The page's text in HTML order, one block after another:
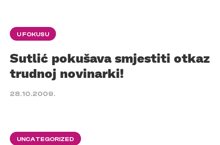
U FOKUSU
Sutlić pokušava smjestiti otkaz
trudnoj novinarki!
28.10.2009.
UNCATEGORIZED